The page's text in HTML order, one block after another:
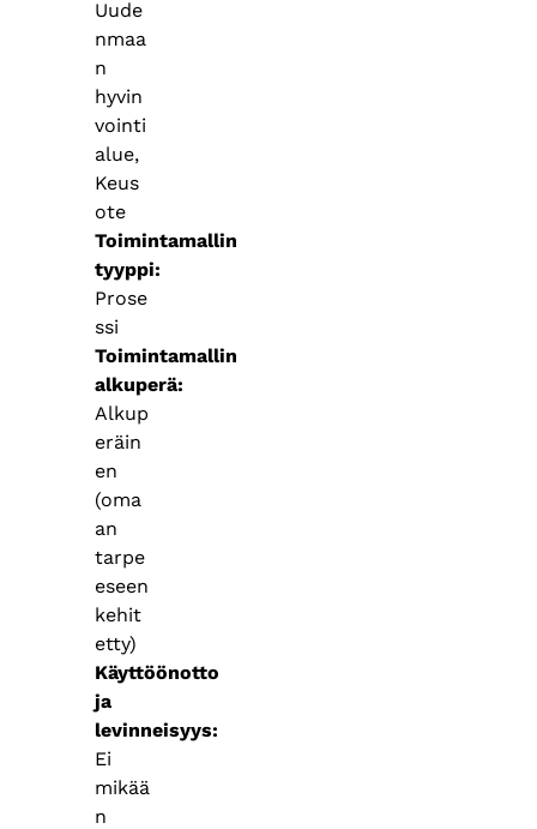
Uude
nmaa
n
hyvin
vointi
alue,
Keus
ote
Toimintamallin
tyyppi
Prose
ssi
Toimintamallin
alkuperä
Alkup
eräin
en
(oma
an
tarpe
eseen
kehit
etty)
Käyttöönotto
ja
levinneisyys
Ei
mikää
n